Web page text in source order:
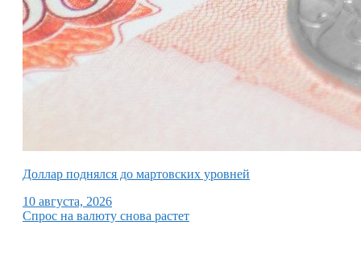
Доллар поднялся до мартовских уровней
10 августа, 2026
Спрос на валюту снова растет